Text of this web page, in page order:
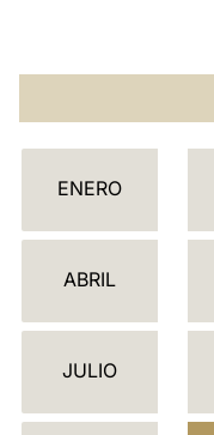
C
L
D
R
ENERO
ABRIL
JULIO